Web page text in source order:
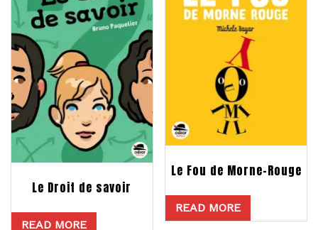
Le Droit de savoir
READ MORE
Le Fou de Morne-Rouge
READ MORE